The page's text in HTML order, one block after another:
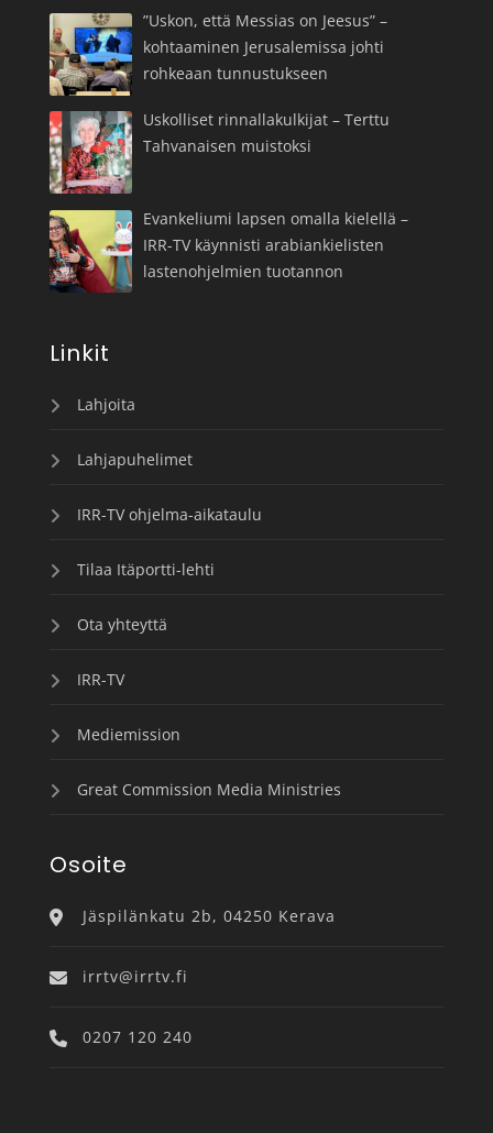
”Uskon, että Messias on Jeesus” –
kohtaaminen Jerusalemissa johti
rohkeaan tunnustukseen
Uskolliset rinnallakulkijat – Terttu
Tahvanaisen muistoksi
Evankeliumi lapsen omalla kielellä –
IRR-TV käynnisti arabiankielisten
lastenohjelmien tuotannon
Linkit
Lahjoita
Lahjapuhelimet
IRR-TV ohjelma-aikataulu
Tilaa Itäportti-lehti
Ota yhteyttä
IRR-TV
Mediemission
Great Commission Media Ministries
Osoite
Jäspilänkatu 2b, 04250 Kerava
irrtv@irrtv.fi
0207 120 240